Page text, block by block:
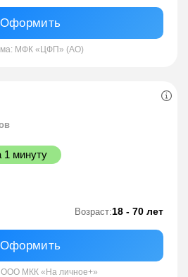
Оформить
МФК «ЦФП» (АО)
1 минуту
Возраст:18 - 70 лет
Оформить
ООО МКК «На личное+»